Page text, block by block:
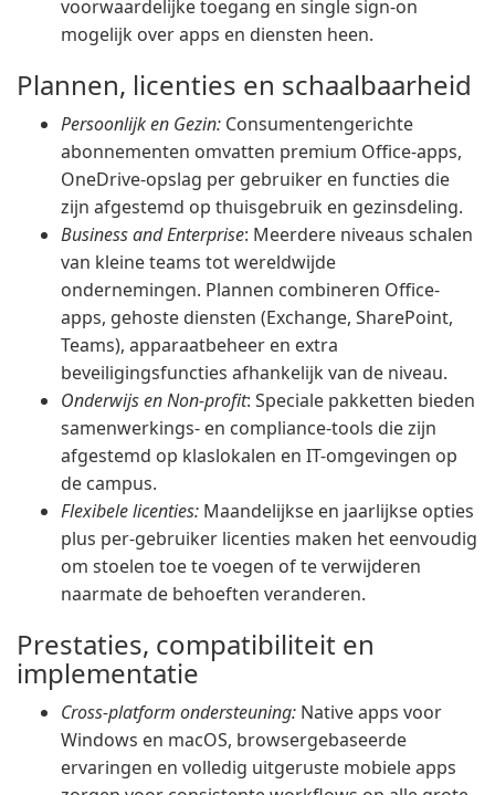
voorwaardelijke toegang en single sign-on
mogelijk over apps en diensten heen.
Plannen, licenties en schaalbaarheid
Persoonlijk en Gezin: Consumentengerichte
abonnementen omvatten premium Office-apps,
OneDrive-opslag per gebruiker en functies die
zijn afgestemd op thuisgebruik en gezinsdeling.
Business and Enterprise: Meerdere niveaus schalen
van kleine teams tot wereldwijde
ondernemingen. Plannen combineren Office-
apps, gehoste diensten (Exchange, SharePoint,
Teams), apparaatbeheer en extra
beveiligingsfuncties afhankelijk van de niveau.
Onderwijs en Non-profit: Speciale pakketten bieden
samenwerkings- en compliance-tools die zijn
afgestemd op klaslokalen en IT-omgevingen op
de campus.
Flexibele licenties: Maandelijkse en jaarlijkse opties
plus per-gebruiker licenties maken het eenvoudig
om stoelen toe te voegen of te verwijderen
naarmate de behoeften veranderen.
Prestaties, compatibiliteit en
implementatie
Cross-platform ondersteuning: Native apps voor
Windows en macOS, browsergebaseerde
ervaringen en volledig uitgeruste mobiele apps